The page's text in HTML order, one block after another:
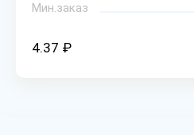
Мин.заказ
4.37 ₽